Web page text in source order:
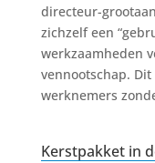
directeur-
zichzelf een
werkzaamheden
vennootschap.
werknemers
Kerstpakket in